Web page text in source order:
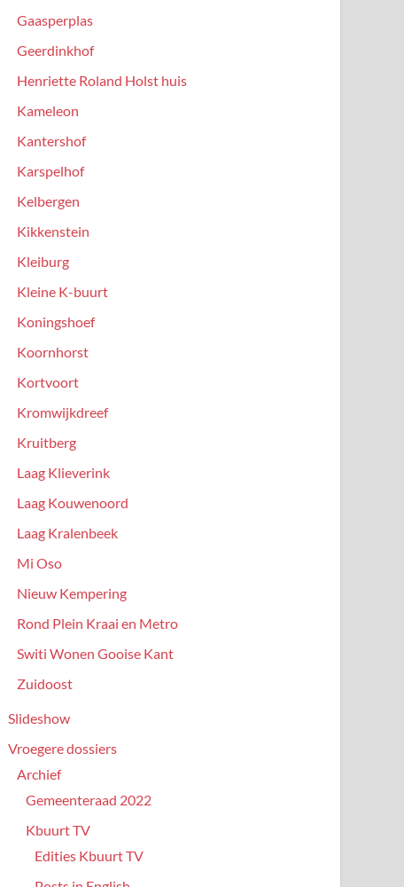
Gaasperplas
Geerdinkhof
Henriette Roland Holst huis
Kameleon
Kantershof
Karspelhof
Kelbergen
Kikkenstein
Kleiburg
Kleine K-buurt
Koningshoef
Koornhorst
Kortvoort
Kromwijkdreef
Kruitberg
Laag Klieverink
Laag Kouwenoord
Laag Kralenbeek
Mi Oso
Nieuw Kempering
Rond Plein Kraai en Metro
Switi Wonen Gooise Kant
Zuidoost
Slideshow
Vroegere dossiers
Archief
Gemeenteraad 2022
Kbuurt TV
Edities Kbuurt TV